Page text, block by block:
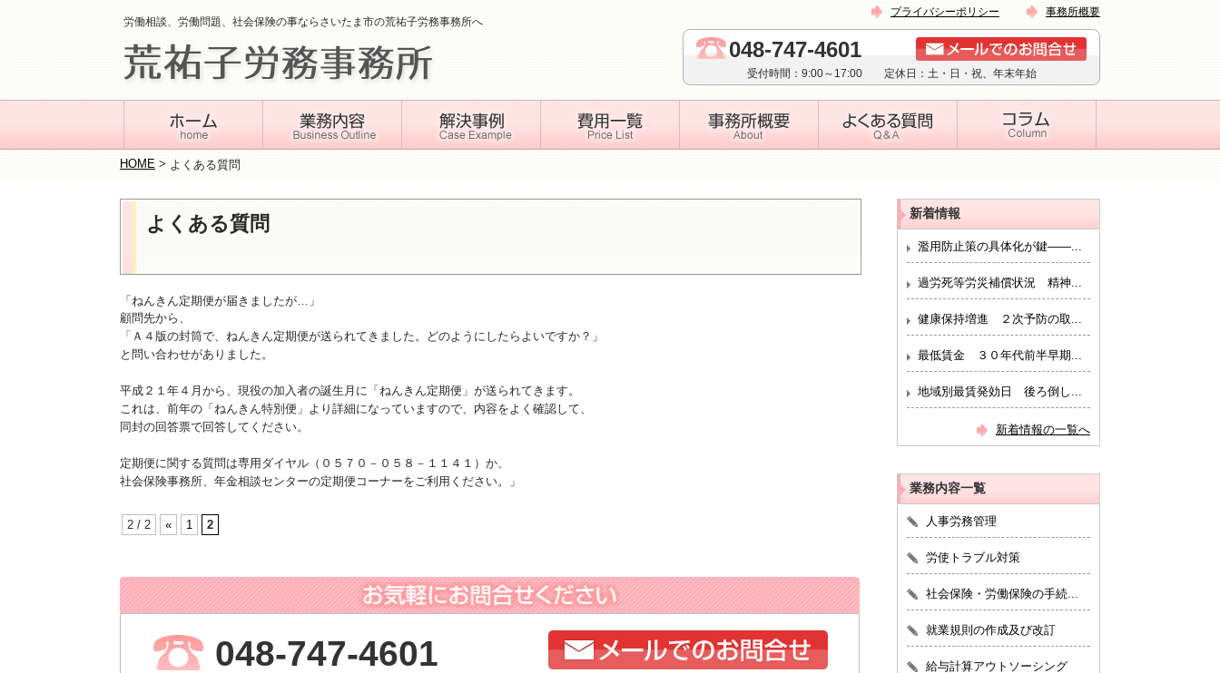
労働相談、労働問題、社会保険の事ならさいたま市の荒祐子労務事務所へ
事務所概要
プライバシーポリシー
048-747-4601
受付時間：9:00～17:00 定休日：土・日・祝、年末年始
HOME > よくある質問
よくある質問
「ねんきん定期便が届きましたが…」
顧問先から、
「Ａ４版の封筒で、ねんきん定期便が送られてきました。どのようにしたらよいですか？」
と問い合わせがありました。
平成２１年４月から、現役の加入者の誕生月に「ねんきん定期便」が送られてきます。
これは、前年の「ねんきん特別便」より詳細になっていますので、内容をよく確認して、
同封の回答票で回答してください。
定期便に関する質問は専用ダイヤル（０５７０－０５８－１１４１）か、
社会保険事務所、年金相談センターの定期便コーナーをご利用ください。」
2 / 2 « 1 2
048-747-4601
新着情報
濫用防止策の具体化が鍵――...
過労死等労災補償状況 精神...
健康保持増進 ２次予防の取...
最低賃金 ３０年代前半早期...
地域別最賃発効日 後ろ倒し...
新着情報の一覧へ
業務内容一覧
人事労務管理
労使トラブル対策
社会保険・労働保険の手続...
就業規則の作成及び改訂
給与計算アウトソーシング